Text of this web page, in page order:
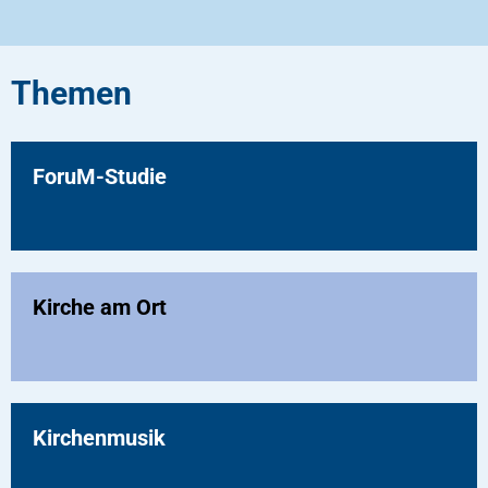
Themen
ForuM-Studie
Kirche am Ort
Kirchenmusik